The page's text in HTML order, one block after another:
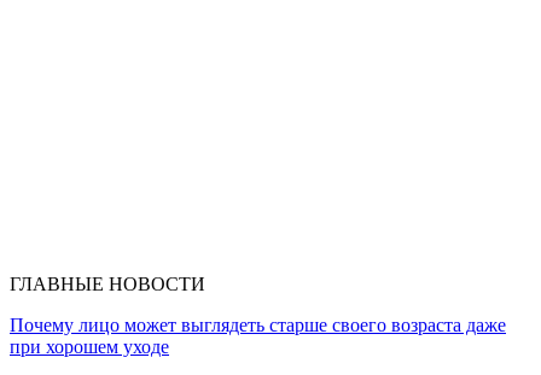
ГЛАВНЫЕ НОВОСТИ
Почему лицо может выглядеть старше своего возраста даже
при хорошем уходе